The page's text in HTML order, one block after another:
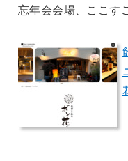
忘年会会場、ここす